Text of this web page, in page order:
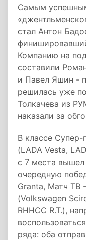
Самым
стал Антон
Компанию на
составили
и Павел Яшин -
решилась уже
Толкачева из
наказали за
В классе
(LADA Vesta,
с 7 места
очередную
Granta, Матч ТВ
(Volkswagen
RHHCC R.T.),
ряда: оба